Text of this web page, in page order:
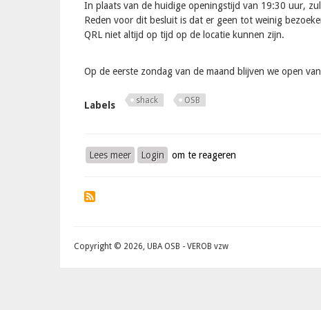
In plaats van de huidige openingstijd van 19:30 uur,
Reden voor dit besluit is dat er geen tot weinig
QRL niet altijd op tijd op de locatie kunnen zijn.
Op de eerste zondag van de maand blijven we open
Labels shack OSB
Lees meeroverLogin om te reageren
Copyright © 2026, UBA OSB - VEROB vzw